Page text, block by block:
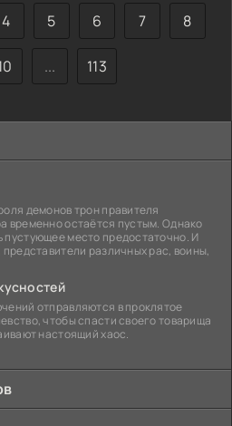
4 5 6 7 8
... 113
демонов трон правителя
временно остаётся пустым. Однако
место предостаточно. И
представители различных рас, воины,
отправляются в проклятое
чтобы спасти своего товарища
настоящий хаос.